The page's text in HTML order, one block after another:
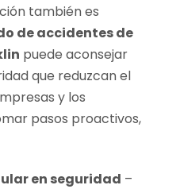
también es
de accidentes de
puede aconsejar
que reduzcan el
y los
pasos proactivos,
en seguridad –